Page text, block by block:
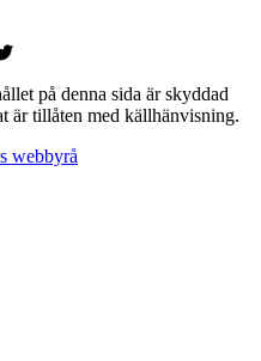
på denna sida är skyddad
är tillåten med källhänvisning.
webbyrå